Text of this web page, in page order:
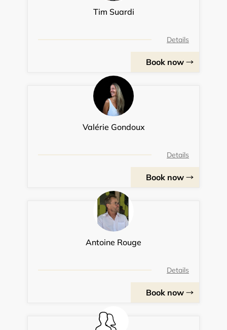
Tim Suardi
Details
Book now
Valérie Gondoux
Details
Book now
Antoine Rouge
Details
Book now